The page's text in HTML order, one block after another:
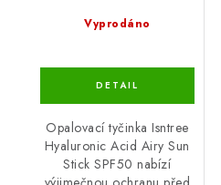
Vyprodáno
Opalovací tyčinka Isntree
Hyaluronic Acid Airy Sun
Stick SPF50 nabízí